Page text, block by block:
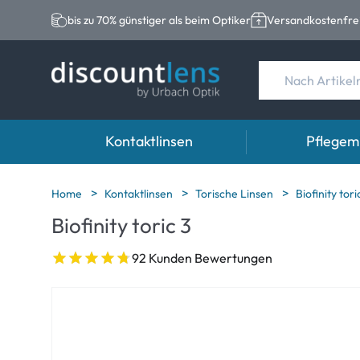
bis zu 70% günstiger als beim Optiker
Kontaktlinsen
Marken
Acuvue
Biotrue
Kategorie
Torische Linsen
Marken
EasySept
Home Kontaktlinsen Torische Linsen Biofinity
Biofinity toric 3
92 Kunden Bewertungen